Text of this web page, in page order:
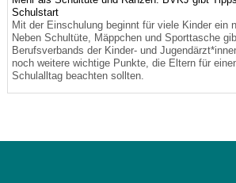
Schulstart
Mit der Einschulung beginnt für viele Kinder ein
Neben Schultüte, Mäppchen und Sporttasche
Berufsverbands der Kinder- und
noch weitere wichtige Punkte, die Eltern für
Schulalltag beachten sollten.